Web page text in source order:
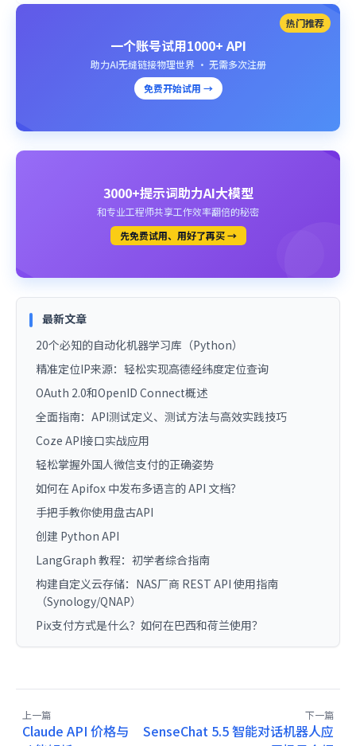
热门推荐
一个账号试用1000+ API
助力AI无缝链接物理世界 · 无需多次注册
免费开始试用 →
3000+提示词助力AI大模型
和专业工程师共享工作效率翻倍的秘密
先免费试用、用好了再买 →
最新文章
20个必知的自动化机器学习库（Python）
精准定位IP来源：轻松实现高德经纬度定位查询
OAuth 2.0和OpenID Connect概述
全面指南：API测试定义、测试方法与高效实践技巧
Coze API接口实战应用
轻松掌握外国人微信支付的正确姿势
如何在 Apifox 中发布多语言的 API 文档？
手把手教你使用盘古API
创建 Python API
LangGraph 教程：初学者综合指南
构建自定义云存储：NAS厂商 REST API 使用指南
（Synology/QNAP）
Pix支付方式是什么？如何在巴西和荷兰使用？
上一篇
Claude API 价格与
下一篇
SenseChat 5.5 智能对话机器人应